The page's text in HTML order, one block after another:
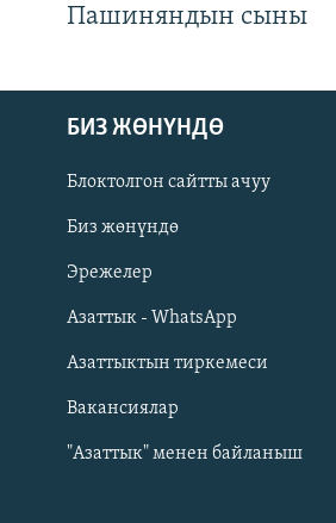
Русский
ОНЛАЙН ШЕРИНЕ
Пашиняндын сыны
БИЗ ЖӨНҮНДӨ
Блоктолгон сайтты ачуу
Биз жөнүндө
Эрежелер
Азаттык - WhatsApp
Азаттыктын тиркемеси
Вакансиялар
"Азаттык" менен байланыш